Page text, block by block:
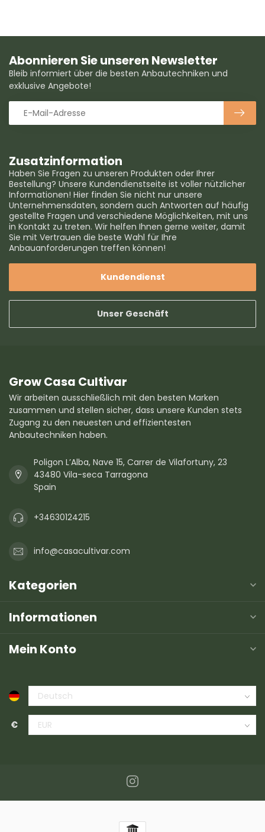
Zusatzinformation
Haben Sie Fragen zu unseren Produkten oder Ihrer
Bestellung? Unsere Kundendienstseite ist voller nützlicher
Informationen! Hier finden Sie nicht nur unsere
Unternehmensdaten, sondern auch Antworten auf häufig
gestellte Fragen und verschiedene Möglichkeiten, mit uns
in Kontakt zu treten. Wir helfen Ihnen gerne weiter, damit
Sie mit Vertrauen die beste Wahl für Ihre
Anbauanforderungen treffen können!
Kundendienst
Unser Geschäft
Abonnieren Sie unseren Newsletter
Bleib informiert über die besten Anbautechniken und
exklusive Angebote!
Grow Casa Cultivar
Wir arbeiten ausschließlich mit den besten Marken
zusammen und stellen sicher, dass unsere Kunden stets
Zugang zu den neuesten und effizientesten
Anbautechniken haben.
Poligon L’Alba, Nave 15, Carrer de Vilafortuny, 23
43480 Vila-seca Tarragona
Spain
+34630124215
info@casacultivar.com
Kategorien
Informationen
Mein Konto
€